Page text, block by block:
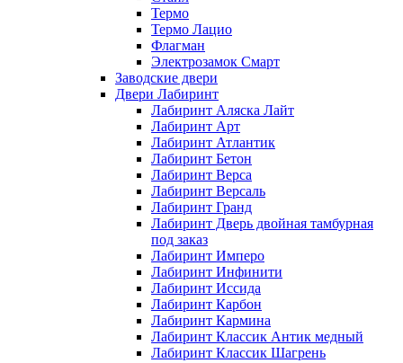
Термо
Термо Лацио
Флагман
Электрозамок Смарт
Заводские двери
Двери Лабиринт
Лабиринт Аляска Лайт
Лабиринт Арт
Лабиринт Атлантик
Лабиринт Бетон
Лабиринт Верса
Лабиринт Версаль
Лабиринт Гранд
Лабиринт Дверь двойная тамбурная
под заказ
Лабиринт Имперо
Лабиринт Инфинити
Лабиринт Иссида
Лабиринт Карбон
Лабиринт Кармина
Лабиринт Классик Антик медный
Лабиринт Классик Шагрень